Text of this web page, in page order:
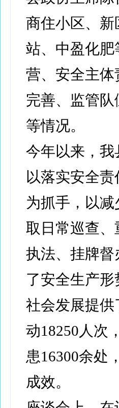
商住小区、
站、中盈化
营、安全主
完善、监管
等情况。
今年以来，我
以落实安全
为抓手，以
取日常巡查
执法、挂牌
了安全生产
社会发展提
动18250人次
患16300余处
成效。